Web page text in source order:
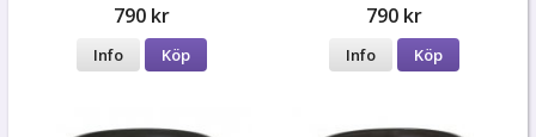
790 kr
Info Köp
790 kr
Info Köp